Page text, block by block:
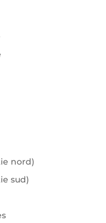
nord)
sud)